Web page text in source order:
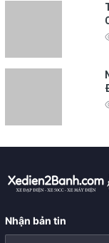
Nhận bản tin